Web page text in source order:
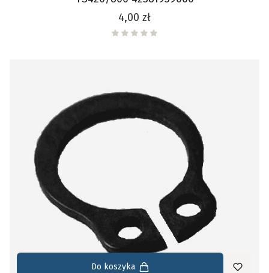
Cena
4,00 zł
Do koszyka